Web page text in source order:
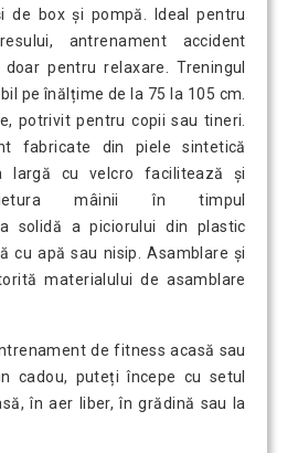
de box și pompă. Ideal pentru
antrenament accident
pentru relaxare. Treningul
pe înălțime de la 75 la 105 cm.
potrivit pentru copii sau tineri.
fabricate din piele sintetică
largă cu velcro facilitează și
mâinii în timpul
solidă a piciorului din plastic
cu apă sau nisip. Asamblare și
materialului de asamblare
de fitness acasă sau
cadou, puteți începe cu setul
în aer liber, în grădină sau la